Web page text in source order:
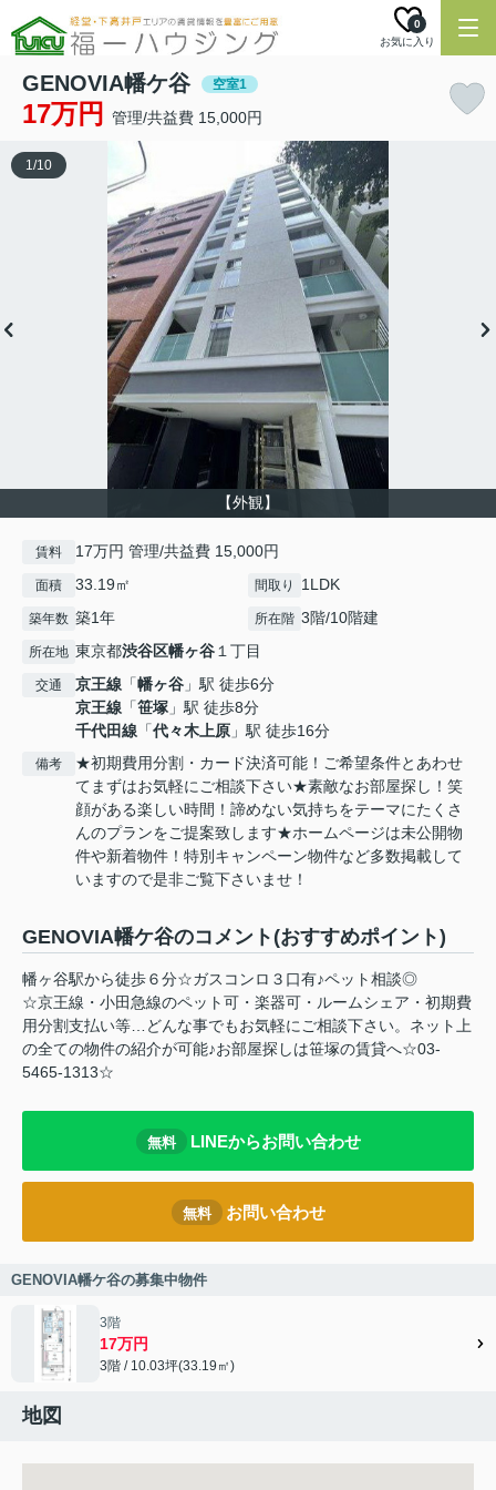
お気に入り
0
GENOVIA幡ケ谷 空室1
17万円 管理/共益費 15,000円
【外観】
1/10
賃料 17万円 管理/共益費 15,000円
面積 33.19㎡ 間取り 1LDK
築年数 築1年 所在階 3階/10階建
所在地 東京都渋谷区幡ヶ谷１丁目
交通 京王線 「幡ヶ谷 」駅 徒歩6分
京王線 「笹塚 」駅 徒歩8分
千代田線 「代々木上原 」駅 徒歩16分
備考
★初期費用分割・カード決済可能！ご希望条件とあわせ
てまずはお気軽にご相談下さい★素敵なお部屋探し！笑
顔がある楽しい時間！諦めない気持ちをテーマにたくさ
んのプランをご提案致します★ホームページは未公開物
件や新着物件！特別キャンペーン物件など多数掲載して
いますので是非ご覧下さいませ！
GENOVIA幡ケ谷のコメント(おすすめポイント)
幡ヶ谷駅から徒歩６分☆ガスコンロ３口有♪ペット相談◎
☆京王線・小田急線のペット可・楽器可・ルームシェア・初期費
用分割支払い等…どんな事でもお気軽にご相談下さい。ネット上
の全ての物件の紹介が可能♪お部屋探しは笹塚の賃貸へ☆03-
5465-1313☆
無料 LINEからお問い合わせ
無料 お問い合わせ
GENOVIA幡ケ谷の募集中物件
3階
17万円
3階 / 10.03坪(33.19㎡)
地図